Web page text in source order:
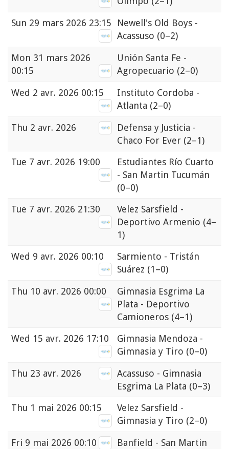
Sun 29 mars 2026 23:15
Newell's Old Boys -
Acassuso (0–2)
Mon 31 mars 2026
00:15
Unión Santa Fe -
Agropecuario (2–0)
Wed 2 avr. 2026 00:15
Instituto Cordoba -
Atlanta (2–0)
Thu 2 avr. 2026
Defensa y Justicia -
Chaco For Ever (2–1)
Tue 7 avr. 2026 19:00
Estudiantes Río Cuarto
- San Martin Tucumán
(0–0)
Tue 7 avr. 2026 21:30
Velez Sarsfield -
Deportivo Armenio (4–
1)
Wed 9 avr. 2026 00:10
Sarmiento - Tristán
Suárez (1–0)
Thu 10 avr. 2026 00:00
Gimnasia Esgrima La
Plata - Deportivo
Camioneros (4–1)
Wed 15 avr. 2026 17:10
Gimnasia Mendoza -
Gimnasia y Tiro (0–0)
Thu 23 avr. 2026
Acassuso - Gimnasia
Esgrima La Plata (0–3)
Thu 1 mai 2026 00:15
Velez Sarsfield -
Gimnasia y Tiro (2–0)
Fri 9 mai 2026 00:10
Banfield - San Martin